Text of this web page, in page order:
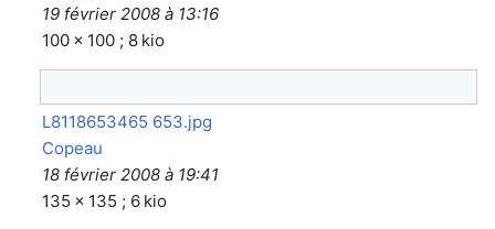
19 février 2008 à 13:16
100 × 100 ; 8 kio
L8118653465 653.jpg
Copeau
18 février 2008 à 19:41
135 × 135 ; 6 kio